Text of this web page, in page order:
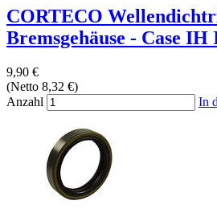
CORTECO
Bremsgehäuse - Case IH
9,90 €
(Netto 8,32 €)
Anzahl
In